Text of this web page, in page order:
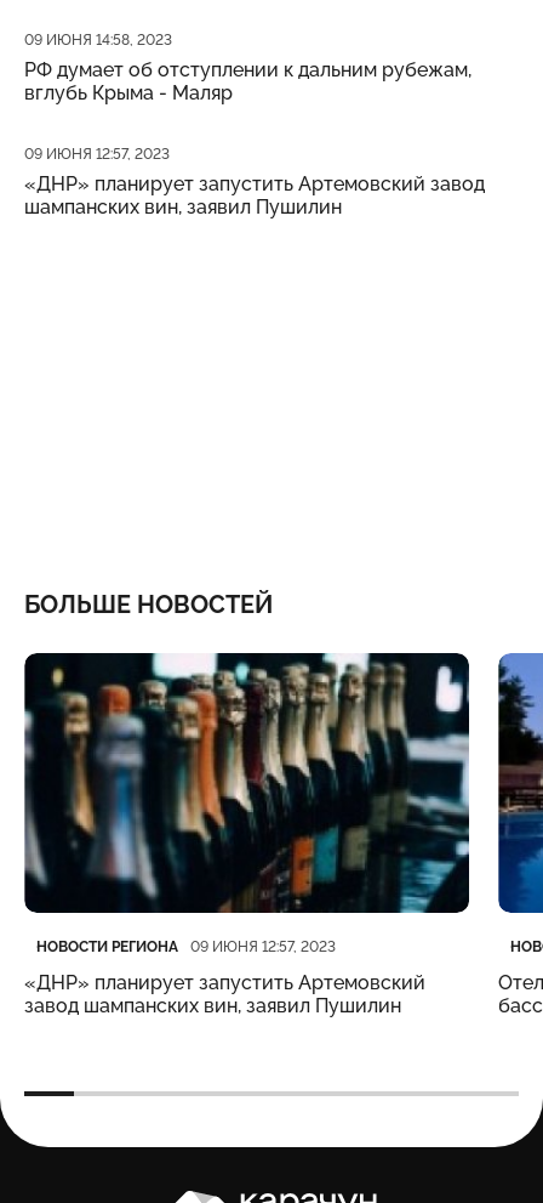
Дата публикации
09 ИЮНЯ 14:58, 2023
РФ думает об отступлении к дальним рубежам,
вглубь Крыма - Маляр
Дата публикации
09 ИЮНЯ 12:57, 2023
«ДНР» планирует запустить Артемовский завод
шампанских вин, заявил Пушилин
БОЛЬШЕ НОВОСТЕЙ
Категория
НОВОСТИ РЕГИОНА
Дата публикации 09 ИЮНЯ 12:57, 2023
«ДНР» планирует запустить Артемовский
завод шампанских вин, заявил Пушилин
Карачун